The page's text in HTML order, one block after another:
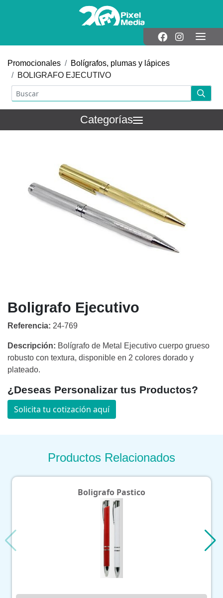
Promocionales
Bolígrafos, plumas y lápices
BOLIGRAFO EJECUTIVO
Categorías
Boligrafo Ejecutivo
Referencia: 24-769
Descripción: Bolígrafo de Metal Ejecutivo cuerpo grueso
robusto con textura, disponible en 2 colores dorado y
plateado.
¿Deseas Personalizar tus Productos?
Solicita tu cotización aquí
Productos Relacionados
Boligrafo Pastico